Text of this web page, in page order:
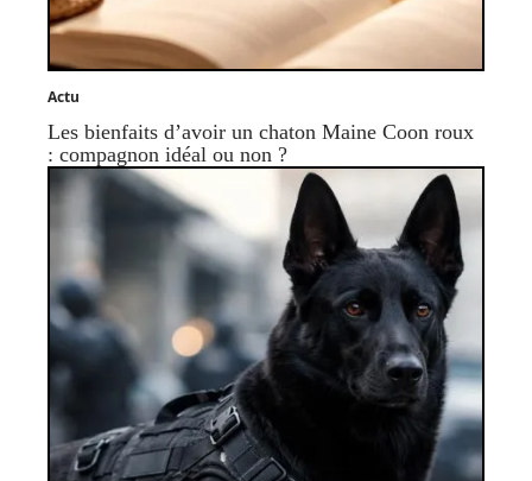
Actu
Les bienfaits d’avoir un chaton Maine Coon roux
: compagnon idéal ou non ?